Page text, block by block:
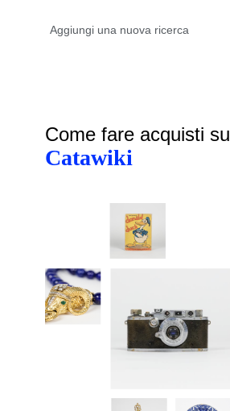
Come fare acquisti su
Catawiki